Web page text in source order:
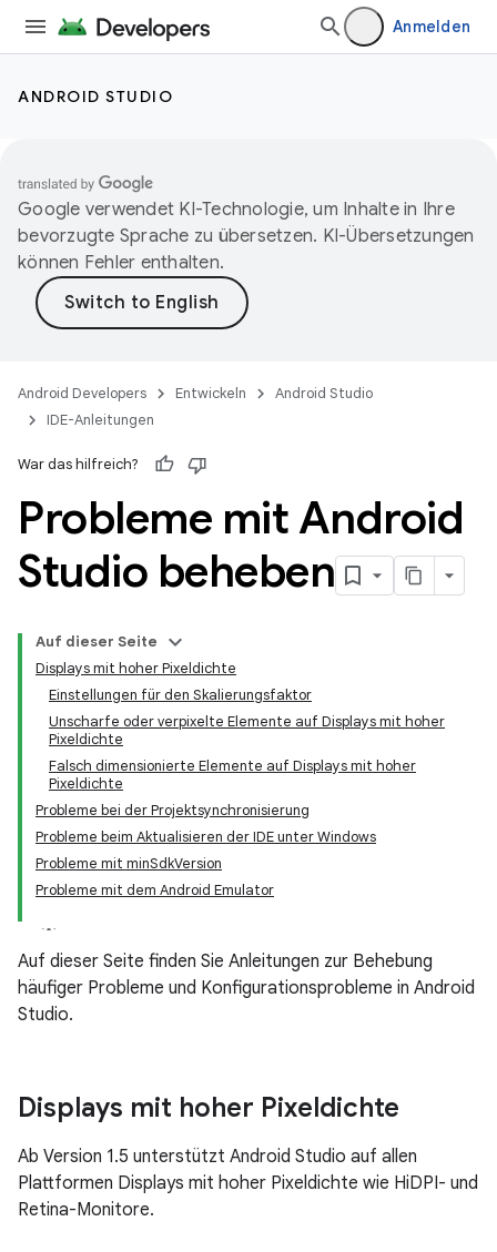
Anmelden
ANDROID STUDIO
Google verwendet KI-Technologie, um Inhalte in Ihre
bevorzugte Sprache zu übersetzen. KI-Übersetzungen
können Fehler enthalten.
Android Developers Entwickeln
Android Studio
IDE-Anleitungen
War das hilfreich?
Probleme mit Android
Studio beheben
Auf dieser Seite
Displays mit hoher Pixeldichte
Einstellungen für den Skalierungsfaktor
Unscharfe oder verpixelte Elemente auf Displays mit hoher
Pixeldichte
Falsch dimensionierte Elemente auf Displays mit hoher
Pixeldichte
Probleme bei der Projektsynchronisierung
Probleme beim Aktualisieren der IDE unter Windows
Probleme mit minSdkVersion
Probleme mit dem Android Emulator
Auf dieser Seite finden Sie Anleitungen zur Behebung
häufiger Probleme und Konfigurationsprobleme in Android
Studio.
Displays mit hoher Pixeldichte
Ab Version 1.5 unterstützt Android Studio auf allen
Plattformen Displays mit hoher Pixeldichte wie HiDPI- und
Retina-Monitore.